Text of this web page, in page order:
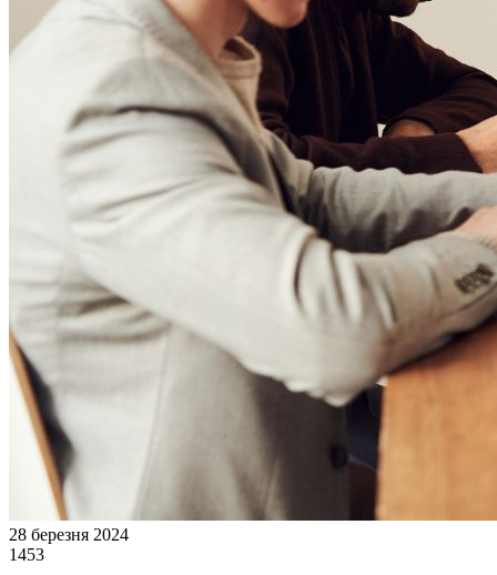
28 березня 2024
1453